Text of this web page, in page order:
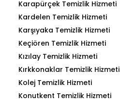
Karapürçek Temizlik Hizmeti
Kardelen Temizlik Hizmeti
Karşıyaka Temizlik Hizmeti
Keçiören Temizlik Hizmeti
Kızılay Temizlik Hizmeti
Kırkkonaklar Temizlik Hizmeti
Kolej Temizlik Hizmeti
Konutkent Temizlik Hizmeti